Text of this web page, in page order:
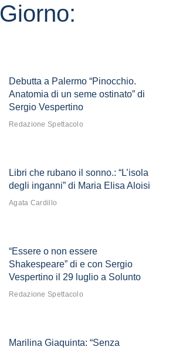
Giorno:
Debutta a Palermo “Pinocchio.
Anatomia di un seme ostinato” di
Sergio Vespertino
Redazione Spettacolo
Libri che rubano il sonno.: “L’isola
degli inganni” di Maria Elisa Aloisi
Agata Cardillo
“Essere o non essere
Shakespeare” di e con Sergio
Vespertino il 29 luglio a Solunto
Redazione Spettacolo
Marilina Giaquinta: “Senza